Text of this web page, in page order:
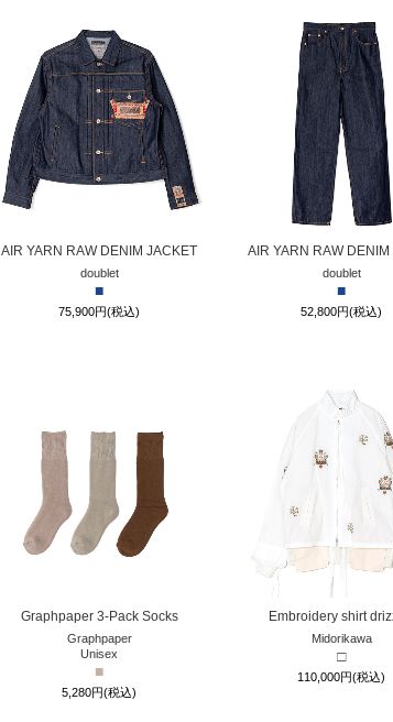
AIR YARN RAW DENIM JACKET
doublet
■
75,900円(税込)
AIR YARN RAW DENIM
doublet
■
52,800円(税込)
Graphpaper 3-Pack Socks
Graphpaper
Unisex
■
5,280円(税込)
Embroidery shirt
Midorikawa
□
110,000円(税込)